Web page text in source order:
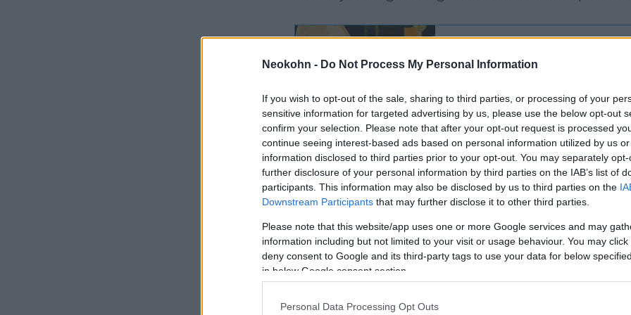
Neokohn - Do Not Process My Personal Information
If you wish to opt-out of the sale, sharing to third parties, or processing of your
sensitive information for targeted advertising by us, please use the below opt-out
confirm your selection. Please note that after your opt-out request is processed
continue seeing interest-based ads based on personal information utilized by us
information disclosed to third parties prior to your opt-out. You may separately
further disclosure of your personal information by third parties on the IAB’s list of
participants. This information may also be disclosed by us to third parties on the
Downstream Participants that may further disclose it to other third parties.
Please note that this website/app uses one or more Google services and may
information including but not limited to your visit or usage behaviour. You may
deny consent to Google and its third-party tags to use your data for below
in below Google consent section.
Personal Data Processing Opt Outs
Aljas támadás:
egy izraeli fiatalt
Még a látszatra sem adnak
Az EU segélynyilvántartása szerint 2011 és 2023
százmilliárd forintot a Palesztin
demokratikus intézményeket hozzon létre. Ez a cél
2020 közötti „Közös Stratégia Palesztina
tárgyát képező alapelvei” között említette.